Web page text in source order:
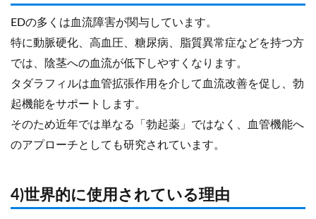
EDの多くは血流障害が関与しています。
特に動脈硬化、高血圧、糖尿病、脂質異常症などを持つ方
では、陰茎への血流が低下しやすくなります。
タダラフィルは血管拡張作用を介して血流改善を促し、勃
起機能をサポートします。
そのため近年では単なる「勃起薬」ではなく、血管機能へ
のアプローチとしても研究されています。
4)世界的に使用されている理由